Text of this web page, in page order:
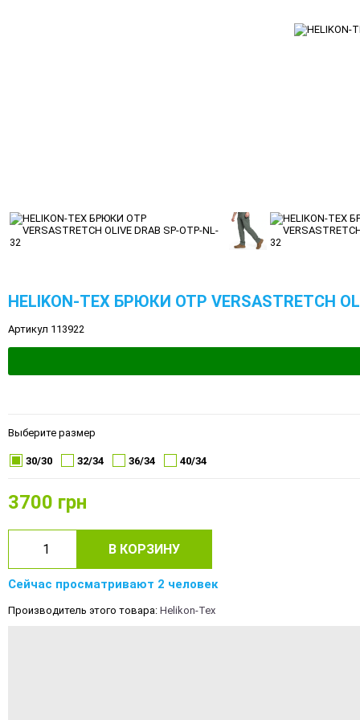
HELIKON-TEX БРЮКИ OTP VERSASTRETCH
Артикул 113922
Выберите размер
30/30 32/34 36/34 40/34
3700 грн
В КОРЗИНУ
Сейчас просматривают 2 человек
Производитель этого товара: Helikon-Tex